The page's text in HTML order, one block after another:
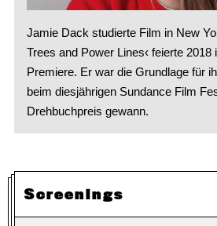
Jamie Dack studierte Film in New
Trees and Power Lines‹ feierte 2018
Premiere. Er war die Grundlage für
beim diesjährigen Sundance Film
Drehbuchpreis gewann.
Screenings